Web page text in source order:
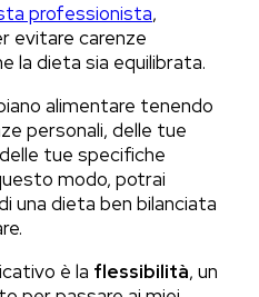
professionista,
evitare carenze
la dieta sia equilibrata.
alimentare tenendo
personali, delle tue
tue specifiche
modo, potrai
una dieta ben bilanciata
è la flessibilità, un